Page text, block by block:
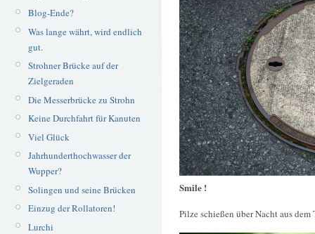
Blog-Ende?
Was lange währt, wird endlich
gut.
Strohner Brücke auf der
Zielgeraden
Die Messerbrücke zu Strohn
Keine Durchfahrt für Kanuten
Viel Glück
Jahrhunderthochwasser der
Wupper?
Solingen und seine Brücken
Einzug der Rollatoren!
Lurchi
Smile !
Pilze schießen über Nacht aus